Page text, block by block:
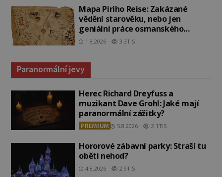
Mapa Piriho Reise: Zakázané
vědění starověku, nebo jen
geniální práce osmanského
admirála?
1.8.2026 3.3TIS
Paranormální jevy
Herec Richard Dreyfuss a
muzikant Dave Grohl: Jaké mají
paranormální zážitky?
PREMIUM 5.8.2026 2.1TIS
Hororové zábavní parky: Straší tu
oběti nehod?
4.8.2026 2.9TIS